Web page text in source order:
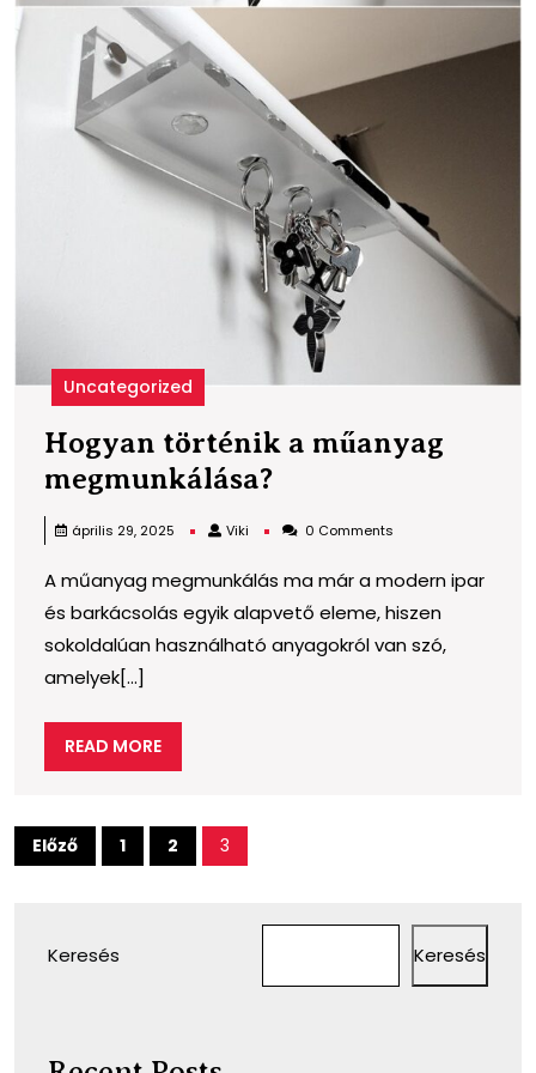
Uncategorized
Hogyan történik a műanyag
megmunkálása?Hogyan
műanyag
megmunkálása?
április 29, 2025 Viki Viki 0 Comments
A műanyag megmunkálás ma már a modern ipar
és barkácsolás egyik alapvető eleme, hiszen
sokoldalúan használható anyagokról van szó,
amelyek[...]
READ MOREREAD
MORE
Bejegyzések
lapozása
Előző 1 2 3
Keresés Keresés